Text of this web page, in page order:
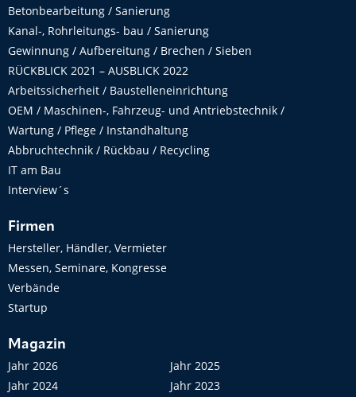
Betonbearbeitung / Sanierung
Kanal-, Rohrleitungs- bau / Sanierung
Gewinnung / Aufbereitung / Brechen / Sieben
RÜCKBLICK 2021 – AUSBLICK 2022
Arbeitssicherheit / Baustelleneinrichtung
OEM / Maschinen-, Fahrzeug- und Antriebstechnik /
Wartung / Pflege / Instandhaltung
Abbruchtechnik / Rückbau / Recycling
IT am Bau
Interview´s
Firmen
Hersteller, Händler, Vermieter
Messen, Seminare, Kongresse
Verbände
Startup
Magazin
Jahr 2026
Jahr 2025
Jahr 2024
Jahr 2023